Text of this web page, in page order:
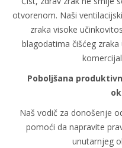
otvorenom. Naši
zraka visoke
blagodatima čišćeg
Poboljšana
Naš vodič za donošenje
pomoći da napravite
unutarnjeg